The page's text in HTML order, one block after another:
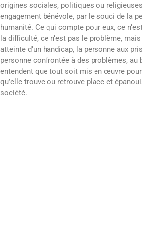
origines sociales, politiques ou
engagement bénévole, par le souci de la
humanité. Ce qui compte pour eux, ce
la difficulté, ce n’est pas le problème,
atteinte d’un handicap, la personne aux
personne confrontée à des problèmes, au
entendent que tout soit mis en œuvre
qu’elle trouve ou retrouve place et
société.